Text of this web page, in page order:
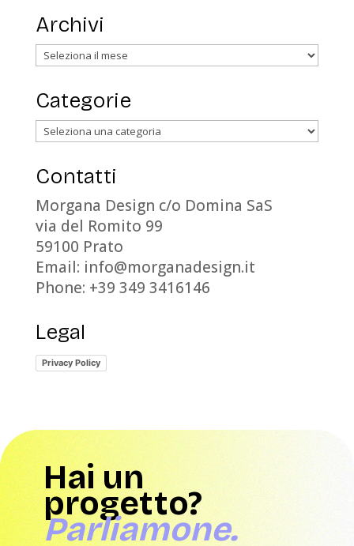
Archivi
Archivi
Categorie
Categorie
Contatti
Morgana Design c/o Domina SaS
via del Romito 99
59100 Prato
Email: info@morganadesign.it
Phone: +39 349 3416146
Legal
Privacy Policy
Hai un
progetto?
Parliamone.